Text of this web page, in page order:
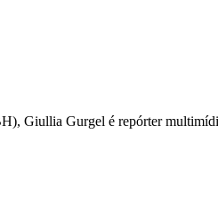
Giullia Gurgel é repórter